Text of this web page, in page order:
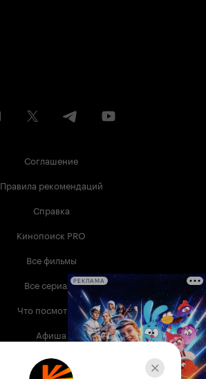
Соглашение
Правила рекомендаций
Справка
Кинопоиск PRO
Все фильмы
Все сериалы
Что посмотреть
Афиша
Музыка
РЕКЛАМА